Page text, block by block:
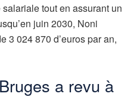
tout en assurant un
juin 2030, Noni
3 024 870 d’euros par an,
a revu à